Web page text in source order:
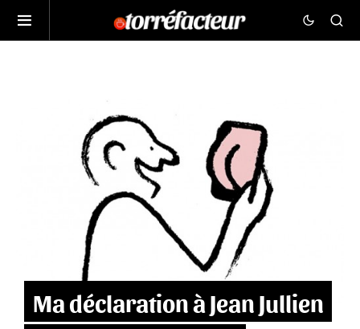
Ma déclaration à Jean Jullien